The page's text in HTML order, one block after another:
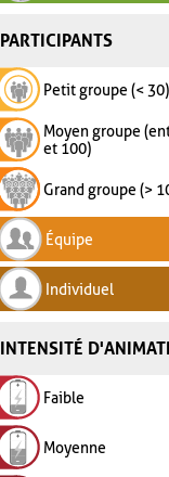
PARTICIPANTS
Petit groupe (< 30)
Moyen groupe
et 100)
Grand groupe (>
Équipe
Individuel
INTENSITÉ
Faible
Moyenne